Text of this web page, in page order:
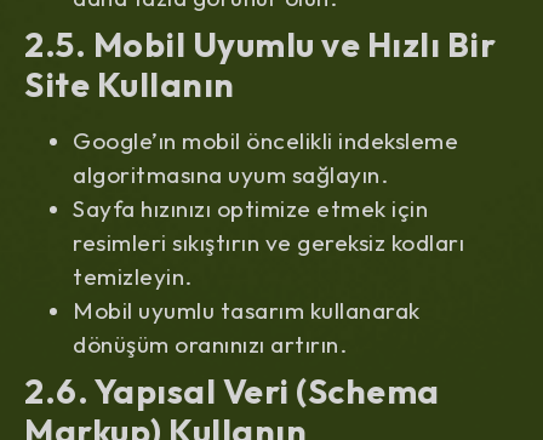
2.5. Mobil Uyumlu ve Hızlı Bir
Site Kullanın
Google’ın mobil öncelikli indeksleme
algoritmasına uyum sağlayın.
Sayfa hızınızı optimize etmek için
resimleri sıkıştırın ve gereksiz kodları
temizleyin.
Mobil uyumlu tasarım kullanarak
dönüşüm oranınızı artırın.
2.6. Yapısal Veri (Schema
Markup) Kullanın